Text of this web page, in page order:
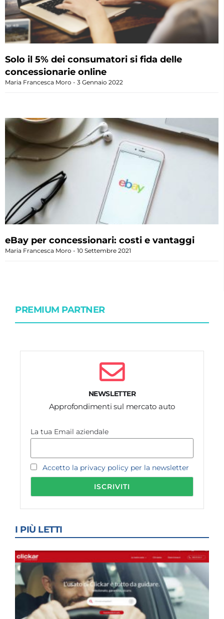
Solo il 5% dei consumatori si fida delle
concessionarie online
Maria Francesca Moro 3 Gennaio 2022
eBay per concessionari: costi e vantaggi
Maria Francesca Moro 10 Settembre 2021
PREMIUM PARTNER
NEWSLETTER
Approfondimenti sul mercato auto
La tua Email aziendale
Accetto la privacy policy per la newsletter
I PIÙ LETTI